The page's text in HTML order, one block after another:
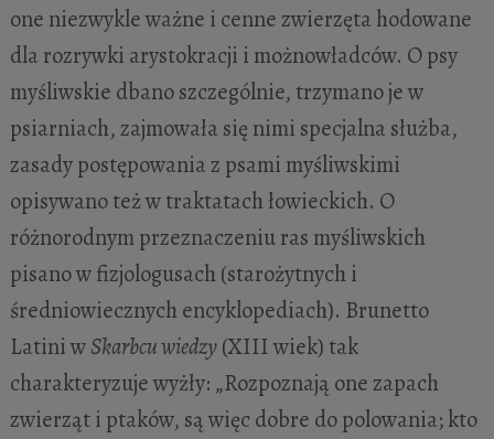
one niezwykle ważne i cenne zwierzęta hodowane
dla rozrywki arystokracji i możnowładców. O psy
myśliwskie dbano szczególnie, trzymano je w
psiarniach, zajmowała się nimi specjalna służba,
zasady postępowania z psami myśliwskimi
opisywano też w traktatach łowieckich. O
różnorodnym przeznaczeniu ras myśliwskich
pisano w fizjologusach (starożytnych i
średniowiecznych encyklopediach). Brunetto
Latini wSkarbcu wiedzy(XIII wiek) tak
charakteryzuje wyżły: „Rozpoznają one zapach
zwierząt i ptaków, są więc dobre do polowania; kto